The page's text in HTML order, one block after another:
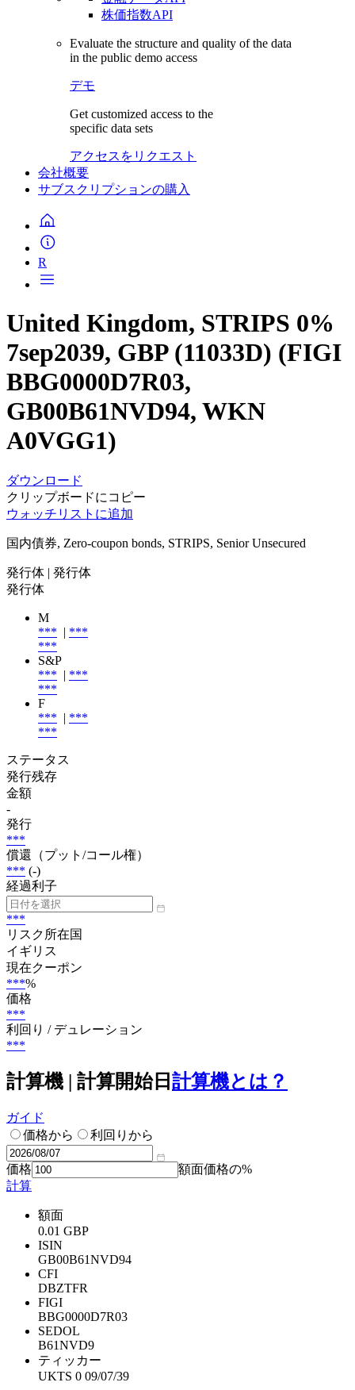
株価指数API
Evaluate the structure and quality of the data
in the public demo access
デモ
Get customized access to the
specific data sets
アクセスをリクエスト
会社概要
サブスクリプションの購入
R
United Kingdom, STRIPS 0%
7sep2039, GBP (11033D) (FIGI
BBG0000D7R03,
GB00B61NVD94, WKN
A0VGG1)
ダウンロード
クリップボードにコピー
ウォッチリストに追加
国内債券, Zero-coupon bonds, STRIPS, Senior Unsecured
発行体 | 発行体
発行体
M
*** | ***
***
S&P
*** | ***
***
F
*** | ***
***
ステータス
発行残存
金額
-
発行
***
償還（プット/コール権）
*** (-)
経過利子
***
リスク所在国
イギリス
現在クーポン
***%
価格
***
利回り / デュレーション
***
計算機 | 計算開始日 計算機とは？
ガイド
価格から
利回りから
価格
額面価格の%
計算
額面
0.01 GBP
ISIN
GB00B61NVD94
CFI
DBZTFR
FIGI
BBG0000D7R03
SEDOL
B61NVD9
ティッカー
UKTS 0 09/07/39